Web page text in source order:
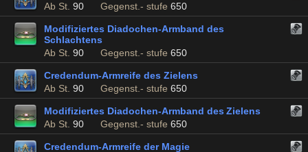
Ab St. 90 Gegenst.- stufe 650
Modifiziertes Diadochen-Armband des
Schlachtens
Ab St. 90 Gegenst.- stufe 650
Credendum-Armreife des Zielens
Ab St. 90 Gegenst.- stufe 650
Modifiziertes Diadochen-Armband des Zielens
Ab St. 90 Gegenst.- stufe 650
Credendum-Armreife der Magie